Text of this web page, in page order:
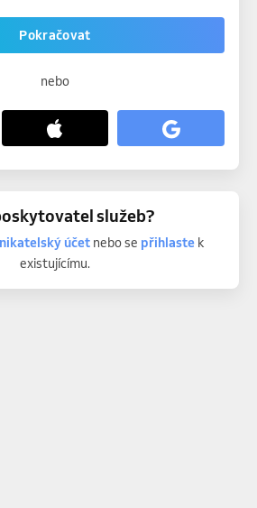
Pokračovat
nebo
služeb?
účetnebo se přihlastek
existujícímu.